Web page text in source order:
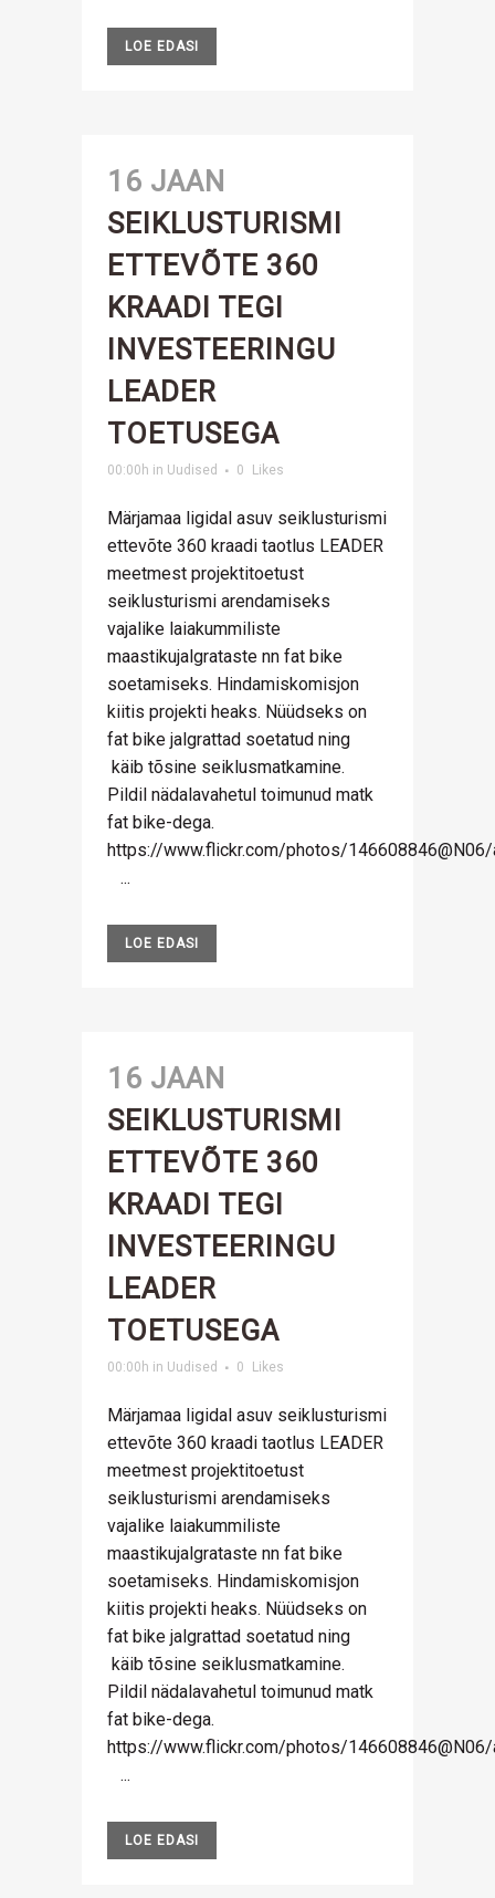
LOE EDASI
16 JAAN
SEIKLUSTURISMI
ETTEVÕTE 360
KRAADI TEGI
INVESTEERINGU
LEADER
TOETUSEGA
00:00h in Uudised 0 Likes
Märjamaa ligidal asuv seiklusturismi
ettevõte 360 kraadi taotlus LEADER
meetmest projektitoetust
seiklusturismi arendamiseks
vajalike laiakummiliste
maastikujalgrataste nn fat bike
soetamiseks. Hindamiskomisjon
kiitis projekti heaks. Nüüdseks on
fat bike jalgrattad soetatud ning
käib tõsine seiklusmatkamine.
Pildil nädalavahetul toimunud matk
fat bike-dega.
https://www.flickr.com/photos/
...
LOE EDASI
16 JAAN
SEIKLUSTURISMI
ETTEVÕTE 360
KRAADI TEGI
INVESTEERINGU
LEADER
TOETUSEGA
00:00h in Uudised 0 Likes
Märjamaa ligidal asuv seiklusturismi
ettevõte 360 kraadi taotlus LEADER
meetmest projektitoetust
seiklusturismi arendamiseks
vajalike laiakummiliste
maastikujalgrataste nn fat bike
soetamiseks. Hindamiskomisjon
kiitis projekti heaks. Nüüdseks on
fat bike jalgrattad soetatud ning
käib tõsine seiklusmatkamine.
Pildil nädalavahetul toimunud matk
fat bike-dega.
https://www.flickr.com/photos/
...
LOE EDASI